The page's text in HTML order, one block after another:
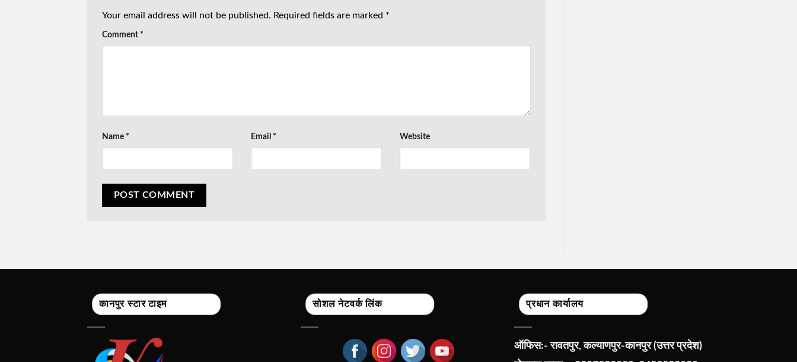
Your email address will not be published. Required fields are marked *
Comment *
Name * Email * Website
कानपुर स्टार टाइम सोशल नेटवर्क लिंक प्रधान कार्यालय
ऑफिस:- रावतपुर, कल्याणपुर-कानपुर (उत्तर प्रदेश)